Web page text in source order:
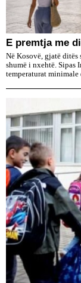
E premtja me
Në Kosovë, gjatë ditës
shumë i nxehtë.
temperaturat